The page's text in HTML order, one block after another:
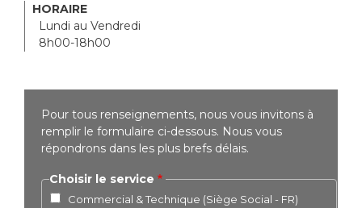
HORAIRE
Lundi au Vendredi
8h00-18h00
Pour tous renseignements, nous vous invitons à
remplir le formulaire ci-dessous. Nous vous
répondrons dans les plus brefs délais.
Choisir le service
Commercial & Technique (Siège Social - FR)